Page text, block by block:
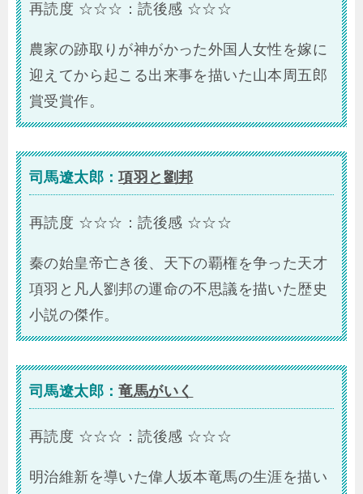
再読度 ☆☆☆：読後感 ☆☆☆
農家の跡取りが神がかった外国人女性を嫁に
迎えてから起こる出来事を描いた山本周五郎
賞受賞作。
司馬遼太郎：項羽と劉邦
再読度 ☆☆☆：読後感 ☆☆☆
秦の始皇帝亡き後、天下の覇権を争った天才
項羽と凡人劉邦の運命の不思議を描いた歴史
小説の傑作。
司馬遼太郎：竜馬がいく
再読度 ☆☆☆：読後感 ☆☆☆
明治維新を導いた偉人坂本竜馬の生涯を描い